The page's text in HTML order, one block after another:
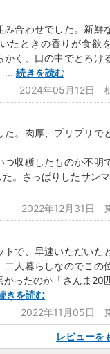
み合わせでした。新鮮
たときの香りが食欲
く、口の中でとろけ
... 続きを読む
2024年05月12日
。肉厚、プリプリで
収穫したものか不明
。さっぱりしたサン
2022年12月31日
で、早速いただいた
人暮らしなのでこの
ったのか「さんま20
きを読む
2022年11月05日
レビューを